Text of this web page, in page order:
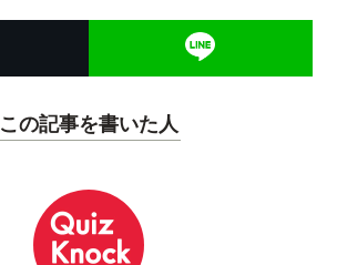
この記事を書いた人